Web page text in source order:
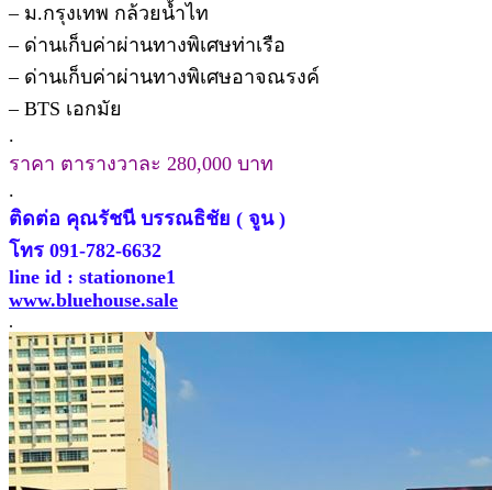
– ม.กรุงเทพ กล้วยน้ำไท
– ด่านเก็บค่าผ่านทางพิเศษท่าเรือ
– ด่านเก็บค่าผ่านทางพิเศษอาจณรงค์
– BTS เอกมัย
.
ราคา ตารางวาละ 280,000 บาท
.
ติดต่อ คุณรัชนี บรรณธิชัย ( จูน )
โทร 091-782-6632
line id : stationone1
www.bluehouse.sale
.